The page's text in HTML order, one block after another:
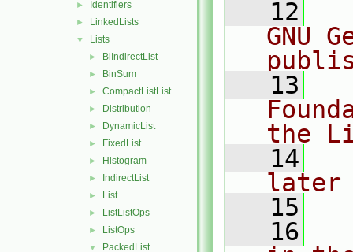
► Identifiers
► LinkedLists
▼ Lists
► BiIndirectList
► BinSum
► CompactListList
► Distribution
► DynamicList
► FixedList
► Histogram
► IndirectList
► List
► ListListOps
► ListOps
▼
PackedList
   12
GNU
   13
the
   14
later
   15
   16